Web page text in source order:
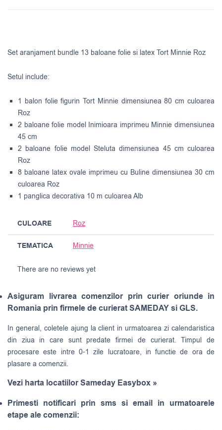
Set aranjament bundle 13 baloane folie si latex Tort Minnie Roz
Setul include:
1 balon folie figurin Tort Minnie dimensiunea 80 cm culoarea
Roz
2 baloane folie model Inimioara imprimeu Minnie dimensiunea
45 cm
2 baloane folie model Steluta dimensiunea 45 cm culoarea
Roz
8 baloane latex ovale imprimeu cu Buline dimensiunea 30 cm
culoarea Roz
1 panglica decorativa 10 m culoarea Alb
CULOARE Roz
TEMATICA Minnie
There are no reviews yet
Asiguram livrarea comenzilor prin curier oriunde in
Romania prin firmele de curierat SAMEDAY si GLS.
In general, coletele ajung la client in urmatoarea zi calendaristica
din ziua in care sunt predate firmei de curierat. Timpul de
procesare este intre 0-1 zile lucratoare, in functie de ora de
plasare a comenzii.
Vezi harta locatiilor Sameday Easybox »
Primesti notificari prin sms si email in urmatoarele
etape ale comenzii: